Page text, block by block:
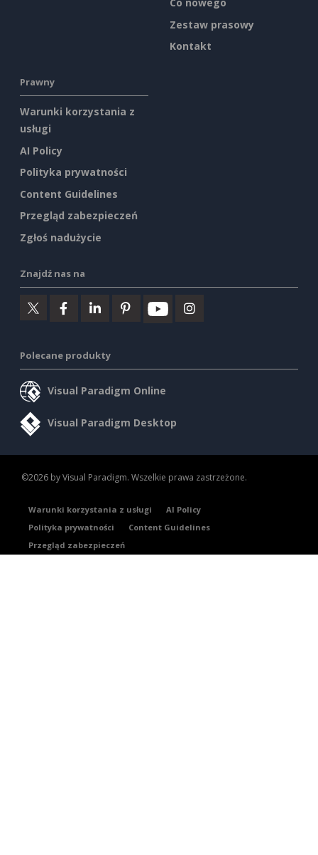
Zestaw prasowy
Kontakt
Prawny
Warunki korzystania z
usługi
AI Policy
Polityka prywatności
Content Guidelines
Przegląd zabezpieczeń
Zgłoś nadużycie
Znajdź nas na
Polecane produkty
Visual Paradigm Online
Visual Paradigm Desktop
©2026 by Visual Paradigm. Wszelkie prawa zastrzeżone.
Warunki korzystania z usługi
AI Policy
Polityka prywatności
Content Guidelines
Przegląd zabezpieczeń